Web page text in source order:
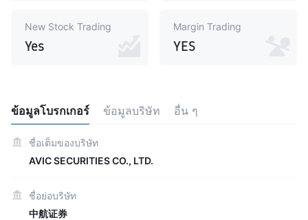
New Stock Trading
Yes
Margin Trading
YES
ข้อมูลโบรกเกอร์ ข้อมูลบริษัท อื่น ๆ
ชื่อเต็มของบริษัท
AVIC SECURITIES CO., LTD.
ชื่อย่อบริษัท
中航证券